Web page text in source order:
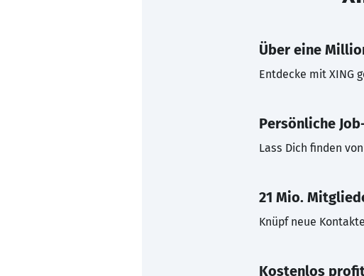
Über eine
Entdecke mit XING
Persönliche
Lass Dich finden
21 Mio.
Knüpf neue
Kostenlos